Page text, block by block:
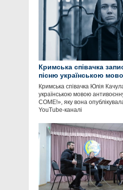
Кримська співачка
пісню українською
Кримська співачка Юлія
українською мовою
COME!», яку вона
YouTube-каналі